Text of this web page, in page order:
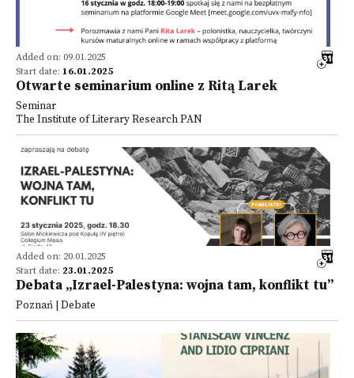
Added on: 09.01.2025
Start date: 16.01.2025
Otwarte seminarium online z Ritą Larek
Seminar
The Institute of Literary Research PAN
Added on: 20.01.2025
Start date: 23.01.2025
Debata „Izrael-Palestyna: wojna tam, konflikt tu”
Poznań | Debate